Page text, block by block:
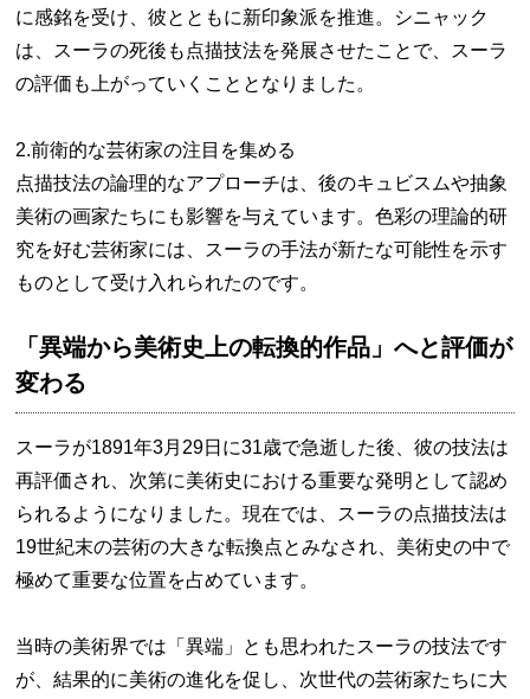
に感銘を受け、彼とともに新印象派を推進。シニャック
は、スーラの死後も点描技法を発展させたことで、スーラ
の評価も上がっていくこととなりました。
2.前衛的な芸術家の注目を集める
点描技法の論理的なアプローチは、後のキュビスムや抽象
美術の画家たちにも影響を与えています。色彩の理論的研
究を好む芸術家には、スーラの手法が新たな可能性を示す
ものとして受け入れられたのです。
「異端から美術史上の転換的作品」へと評価が
変わる
スーラが1891年3月29日に31歳で急逝した後、彼の技法は
再評価され、次第に美術史における重要な発明として認め
られるようになりました。現在では、スーラの点描技法は
19世紀末の芸術の大きな転換点とみなされ、美術史の中で
極めて重要な位置を占めています。
当時の美術界では「異端」とも思われたスーラの技法です
が、結果的に美術の進化を促し、次世代の芸術家たちに大